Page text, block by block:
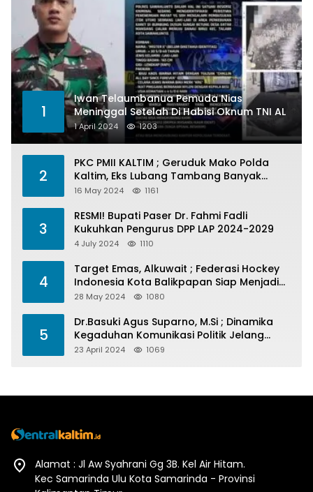
1
Iwan Telaumbanua Pemuda Nias
Meninggal Setelah Di Habisi Oknum TNI AL
1 April 2024 1203
2
PKC PMII KALTIM ; Geruduk Mako Polda
Kaltim, Eks Lubang Tambang Banyak
Menelan Korban
16 May 2024 1161
3
RESMI! Bupati Paser Dr. Fahmi Fadli
Kukuhkan Pengurus DPP LAP 2024-2029
4 July 2024 1110
4
Target Emas, Alkuwait ; Federasi Hockey
Indonesia Kota Balikpapan Siap Menjadi
Barometer Prestasi Di Kaltim
28 May 2024 1080
5
Dr.Basuki Agus Suparno, M.Si ; Dinamika
Kegaduhan Komunikasi Politik Jelang
Pesta Politik 2024
23 April 2024 1069
Alamat : Jl Aw Syahrani Gg 3B. Kel Air Hitam.
Kec Samarinda Ulu Kota Samarinda - Provinsi